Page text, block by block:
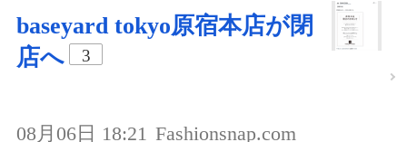
baseyard tokyo原宿本店が閉
店へ
3
08月06日 18:21 Fashionsnap.com